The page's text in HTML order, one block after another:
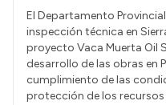
El Departamento
inspección técnica en
proyecto Vaca Muerta Oil
desarrollo de las obras en
cumplimiento de las
protección de los